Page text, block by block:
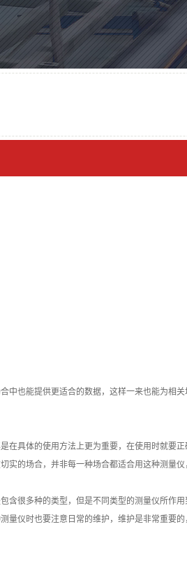
也能提供更适合的数据，这样一来也能为
具体的使用方法上更为重要，在使用时就
的场合，并非每一种场合都适合用这种测量仪
含很多种的类型，但是不同类型的测量仪所
仪时也要注意日常的维护，维护是非常重要的